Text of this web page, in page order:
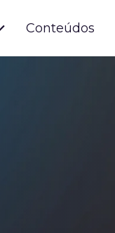
Conteúdos